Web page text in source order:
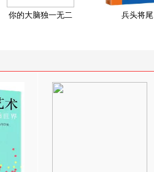
你的大脑独一无二 兵头将尾